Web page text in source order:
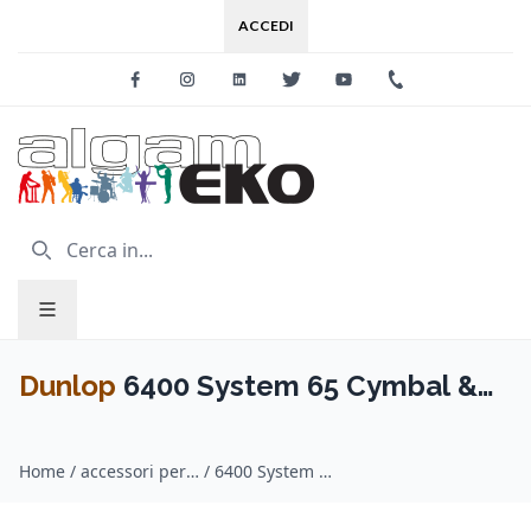
ACCEDI
FacebookInstagramLinkedinTwitter Youtube
Dunlop 6400 System 65 Cymbal &
Home / accessori per batterie / Dunlop / 6400 System 65 Cymbal & Drum Care Kit